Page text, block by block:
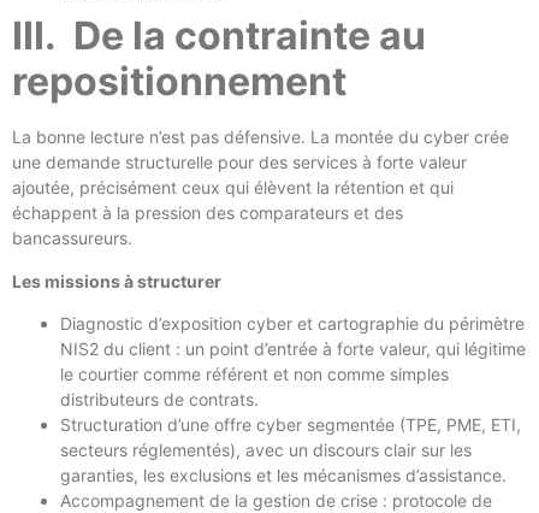
III. De la contrainte au
repositionnement
La bonne lecture n’est pas défensive. La montée du cyber crée
une demande structurelle pour des services à forte valeur
ajoutée, précisément ceux qui élèvent la rétention et qui
échappent à la pression des comparateurs et des
bancassureurs.
Les missions à structurer
Diagnostic d’exposition cyber et cartographie du périmètre
NIS2 du client : un point d’entrée à forte valeur, qui légitime
le courtier comme référent et non comme simples
distributeurs de contrats.
Structuration d’une offre cyber segmentée (TPE, PME, ETI,
secteurs réglementés), avec un discours clair sur les
garanties, les exclusions et les mécanismes d’assistance.
Accompagnement de la gestion de crise : protocole de